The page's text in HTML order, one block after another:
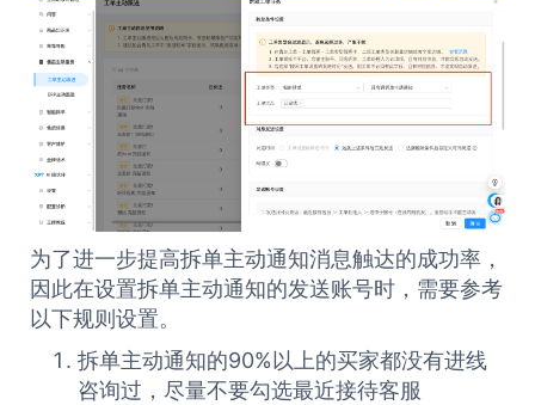
为了进一步提高拆单主动通知消息触达的成功率，
因此在设置拆单主动通知的发送账号时，需要参考
以下规则设置。
拆单主动通知的90%以上的买家都没有进线
咨询过，尽量不要勾选最近接待客服